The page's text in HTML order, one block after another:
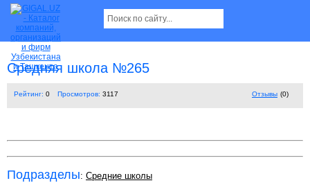
Средняя школа №265
Рейтинг: 0 Просмотров: 3117 Отзывы (0)
Подразделы: Средние школы